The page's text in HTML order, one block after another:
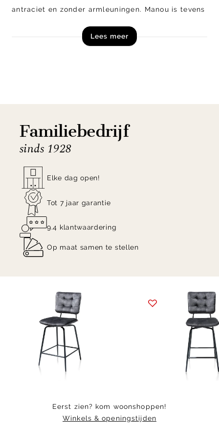
antraciet en zonder armleuningen. Manou is tevens
Het onderstel bestaat uit een gepoedercoat frame
Lees meer
Familiebedrijf
sinds 1928
Elke dag open!
Tot 7 jaar garantie
9.4 klantwaardering
Op maat samen te stellen
Eerst zien? kom woonshoppen!
Winkels & openingstijden